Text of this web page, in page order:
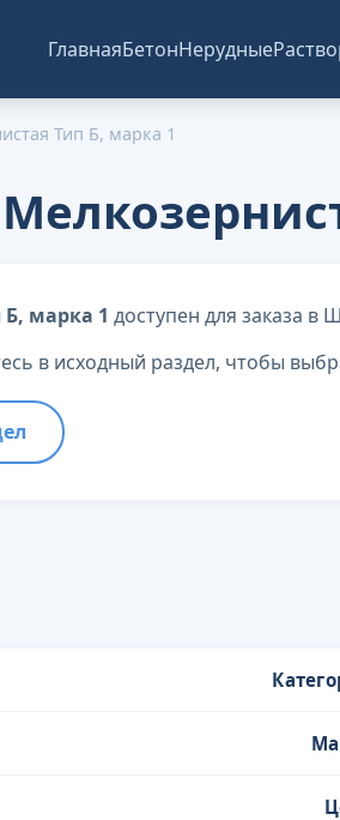
ГлавнаяБетонНерудные
Тип Б, марка 1
марка 1 доступен для заказа в
в исходный раздел, чтобы